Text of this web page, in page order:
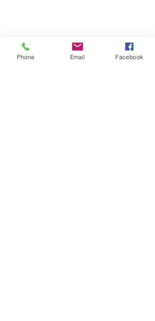
Phone Email Facebook